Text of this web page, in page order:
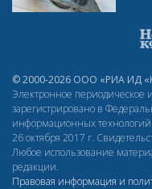
© 2000-2026 ООО «РИА ИД
Электронное периодическое
зарегистрировано в
информационных
26 октября 2017 г.
Любое использование
редакции.
Правовая информация и